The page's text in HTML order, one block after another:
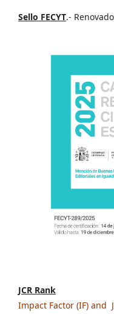
Sello FECYT.-
JCR Rank
Impact Factor (IF) and